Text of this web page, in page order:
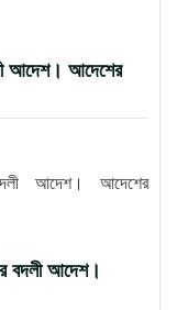
আদেশ। আদেশের
আদেশ। আদেশের
বদলী আদেশ।